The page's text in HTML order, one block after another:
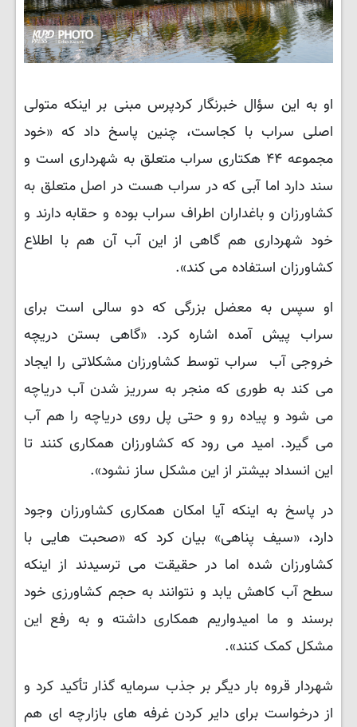
او به این سؤال خبرنگار کردپرس مبنی بر اینکه متولی
اصلی سراب با کجاست، چنین پاسخ داد که «خود
مجموعه ۴۴ هکتاری سراب متعلق به شهرداری است و
سند دارد اما آبی که در سراب هست در اصل متعلق به
کشاورزان و باغداران اطراف سراب بوده و حقابه دارند و
خود شهرداری هم گاهی از این آب آن هم با اطلاع
کشاورزان استفاده می کند».
او سپس به معضل بزرگی که دو سالی است برای
سراب پیش آمده اشاره کرد. «گاهی بستن دریچه
خروجی آب سراب توسط کشاورزان مشکلاتی را ایجاد
می کند به طوری که منجر به سرریز شدن آب دریاچه
می شود و پیاده رو و حتی پل روی دریاچه را هم آب
می گیرد. امید می رود که کشاورزان همکاری کنند تا
این انسداد بیشتر از این مشکل ساز نشود».
در پاسخ به اینکه آیا امکان همکاری کشاورزان وجود
دارد، «سیف پناهی» بیان کرد که «صحبت هایی با
کشاورزان شده اما در حقیقت می ترسیدند از اینکه
سطح آب کاهش یابد و نتوانند به حجم کشاورزی خود
برسند و ما امیدواریم همکاری داشته و به رفع این
مشکل کمک کنند».
شهردار قروه بار دیگر بر جذب سرمایه گذار تأکید کرد و
از درخواست برای دایر کردن غرفه های بازارچه ای هم